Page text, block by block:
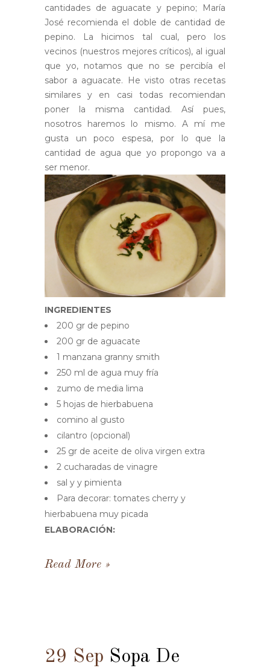
cantidades de aguacate y pepino; María
José recomienda el doble de cantidad de
pepino. La hicimos tal cual, pero los
vecinos (nuestros mejores críticos), al igual
que yo, notamos que no se percibía el
sabor a aguacate. He visto otras recetas
similares y en casi todas recomiendan
poner la misma cantidad. Así pues,
nosotros haremos lo mismo. A mí me
gusta un poco espesa, por lo que la
cantidad de agua que yo propongo va a
ser menor.
INGREDIENTES
200 gr de pepino
200 gr de aguacate
1 manzana granny smith
250 ml de agua muy fría
zumo de media lima
5 hojas de hierbabuena
comino al gusto
cilantro (opcional)
25 gr de aceite de oliva virgen extra
2 cucharadas de vinagre
sal y y pimienta
Para decorar: tomates cherry y
hierbabuena muy picada
ELABORACIÓN:
Read More
29 Sep Sopa De